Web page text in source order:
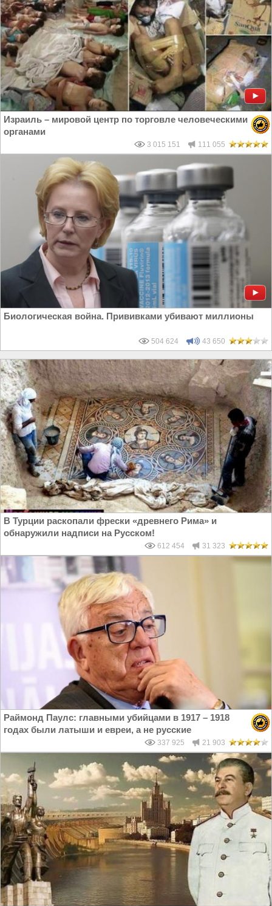
Израиль – мировой центр по торговле человеческими
органами
3 015 151 111 055
Биологическая война. Прививками убивают миллионы
504 624 43 650
В Турции раскопали фрески «древнего Рима» и
обнаружили надписи на Русском!
612 454 31 323
Раймонд Паулс: главными убийцами в 1917 – 1918
годах были латыши и евреи, а не русские
337 925 21 903